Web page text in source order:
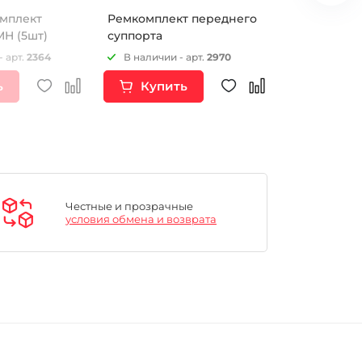
(5шт)
арт. 2364
Ремкомплект переднего
суппорта
В наличии - арт. 2970
Купить
Честные и прозрачные
условия обмена и возврата